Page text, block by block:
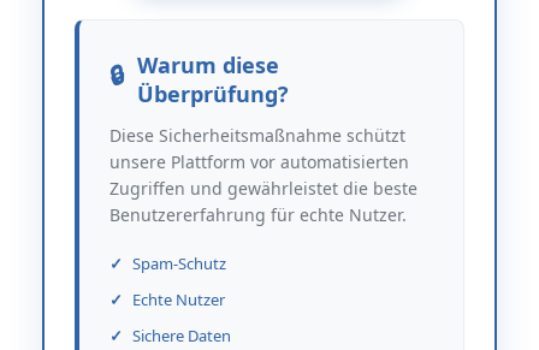
Warum diese
Überprüfung?
Diese Sicherheitsmaßnahme schützt
unsere Plattform vor automatisierten
Zugriffen und gewährleistet die beste
Benutzererfahrung für echte Nutzer.
Spam-Schutz
Echte Nutzer
Sichere Daten